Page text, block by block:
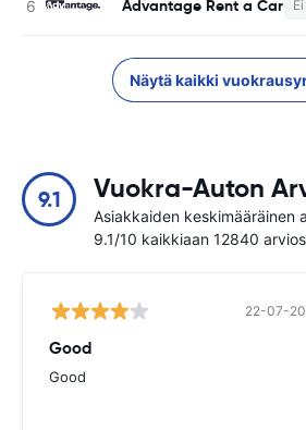
Advantage Rent a Car
Näytä kaikki
9.1 Vuokra-Auton
Asiakkaiden keskimääräinen
9.1/10 kaikkiaan 12840
22-07-
Good
Good